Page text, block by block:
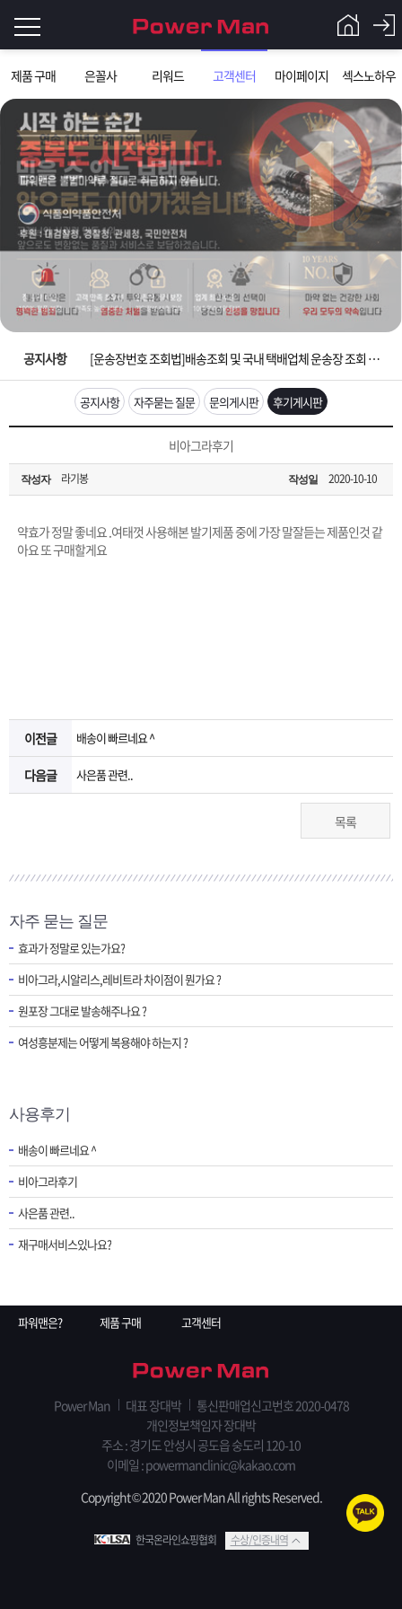
제품 구매 은꼴사 리워드 고객센터 마이페이지 섹스노하우
그
인
이
필
요
니
로
Q&A
파
워
맨
제
품
은
노
하
객
센
마
이
주
공지사항
입금확인이 안되는 상황을 대비해 꼭 입금후 고객센터 연락바랍니다.
[2026구정 연휴]설 연휴 배송 및 휴무 안내
[운송장번호 조회법]배송조회 및 국내 택배업체 운송장 조회 하는법
[ios앱 오픈]아이폰 고객 앱설치 가능합니다.
[무인택배함 이용 안내] 집 밖에 주소로 택배 받기
입금확인이 안되는 상황을 대비해 꼭 입금후 고객센터 연락바랍니다.
[2026구정 연휴]설 연휴 배송 및 휴무 안내
공지사항 자주묻는 질문 문의게시판 후기게시판
비아그라후기
작성자 라기봉 작성일 2020-10-10
약효가 정말 좋네요 .여태껏 사용해본 발기제품 중에 가장 말잘듣는 제품인것 같
아요 또 구매할게요
이전글 배송이 빠르네요 ^
다음글 사은품 관련..
목록
자주 묻는 질문
효과가 정말로 있는가요?
비아그라,시알리스,레비트라 차이점이 뭔가요 ?
원포장 그대로 발송해주나요 ?
여성흥분제는 어떻게 복용해야 하는지 ?
사용후기
배송이 빠르네요 ^
비아그라후기
사은품 관련..
재구매서비스있나요?
파워맨은? 제품 구매 고객센터
Power Man 대표 장대박
통신판매업신고번호 2020-0478
개인정보책임자 장대박
주소 : 경기도 안성시 공도읍 숭도리 120-10
이메일 : powermanclinic@kakao.com
Copyright © 2020 Power Man All rights Reserved.
한국온라인쇼핑협회 수상/인증내역